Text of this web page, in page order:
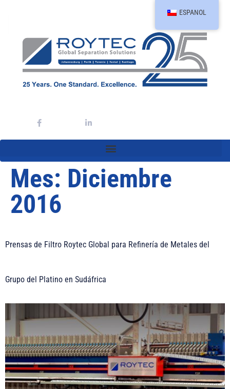
Mes: Diciembre
2016
Prensas de Filtro Roytec Global para Refinería de Metales del
Grupo del Platino en Sudáfrica
ESPANOL